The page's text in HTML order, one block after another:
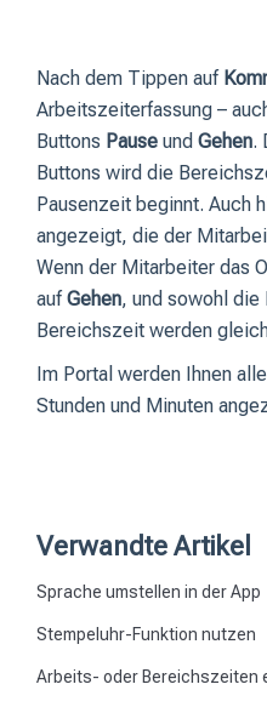
Nach dem Tippen auf
Arbeitszeiterfassung –
Buttons Pause und Gehen.
Buttons wird die
Pausenzeit beginnt. Auch
angezeigt, die der
Wenn der Mitarbeiter das
aufGehen, und sowohl die
Bereichszeit werden
Im Portal werden Ihnen
Stunden und Minuten
Verwandte Artikel
Sprache umstellen in der App
Stempeluhr-Funktion nutzen
Arbeits- oder Bereichszeiten